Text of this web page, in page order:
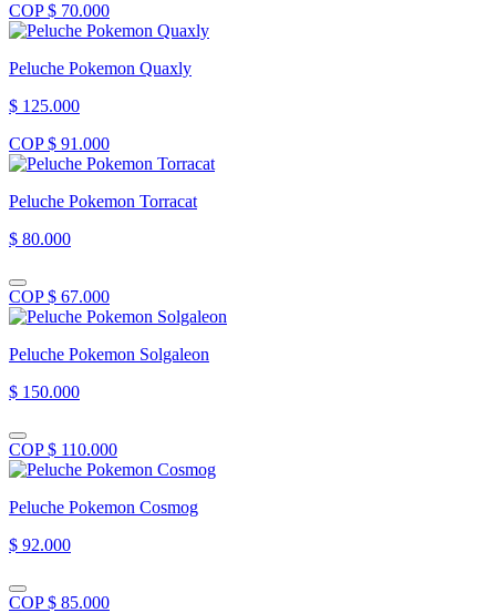
COP $ 70.000
Peluche Pokemon Quaxly
$ 125.000
COP $ 91.000
Peluche Pokemon Torracat
$ 80.000
COP $ 67.000
Peluche Pokemon Solgaleon
$ 150.000
COP $ 110.000
Peluche Pokemon Cosmog
$ 92.000
COP $ 85.000